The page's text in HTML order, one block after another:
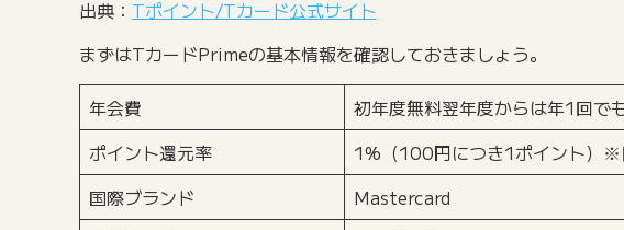
出典： Tポイント/Tカード公式サイト
まずはTカードPrimeの基本情報を確認しておきましょう。
年会費
初年度無料翌年度からは年1回で
ポイント還元率
1%（100円につき1ポイント）
国際ブランド
Mastercard